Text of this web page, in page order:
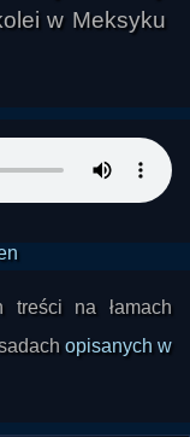
w Meksyku
treści na łamach
opisanych w